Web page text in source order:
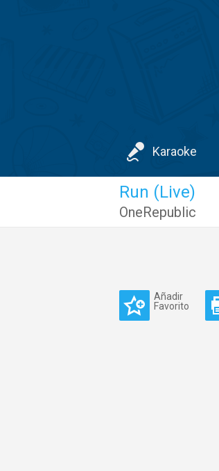
Karaoke
Run (Live)
OneRepublic
Añadir
Favorito